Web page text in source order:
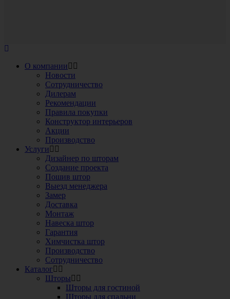
О компании
Новости
Сотрудничество
Дилерам
Рекомендации
Правила покупки
Конструктор интерьеров
Акции
Производство
Услуги
Дизайнер по шторам
Создание проекта
Пошив штор
Выезд менеджера
Замер
Доставка
Монтаж
Навеска штор
Гарантия
Химчистка штор
Производство
Сотрудничество
Каталог
Шторы
Шторы для гостиной
Шторы для спальни